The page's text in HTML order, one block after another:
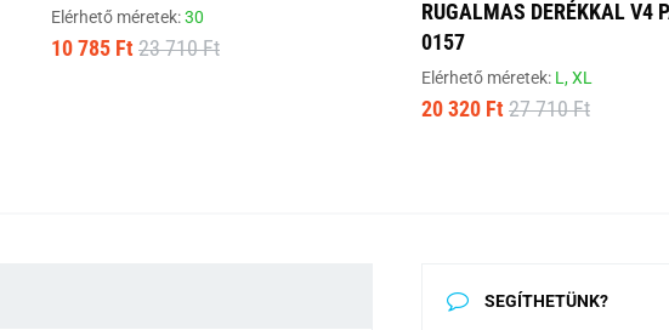
Elérhető méretek:30
10 785 Ft 23 710 Ft
RUGALMAS DERÉKKAL V4
0157
Elérhető méretek: L,XL
20 320 Ft 27 710 Ft
SEGÍTHETÜNK?